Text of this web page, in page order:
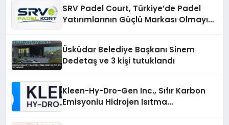
SRV Padel Court, Türkiye’de Padel
Yatırımlarının Güçlü Markası Olmayı
Üsküdar Belediye Başkanı Sinem
Dedetaş ve 3 kişi tutuklandı
Kleen-Hy-Dro-Gen Inc., Sıfır Karbon
Emisyonlu Hidrojen Isıtma